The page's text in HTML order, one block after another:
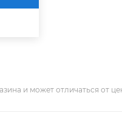
и может отличаться от